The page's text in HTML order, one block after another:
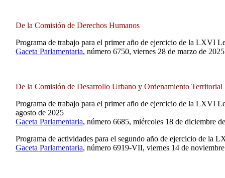
De la Comisión de Derechos Humanos
Programa de trabajo para el primer año de ejercicio de la LXVI
Gaceta Parlamentaria, número 6750, viernes 28 de marzo de
De la Comisión de Desarrollo Urbano y Ordenamiento Territorial
Programa de trabajo para el primer año de ejercicio de la LXVI
agosto de 2025
Gaceta Parlamentaria, número 6685, miércoles 18 de diciembre
Programa de actividades para el segundo año de ejercicio de la
Gaceta Parlamentaria, número 6919-VII, viernes 14 de